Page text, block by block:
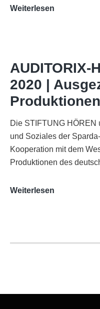
Weiterlesen
Funkhaus
Köln
AUDITORIX-
2020 |
Produktionen
Die STIFTUNG HÖREN
und Soziales der
Kooperation mit dem
Produktionen des
Weiterlesen